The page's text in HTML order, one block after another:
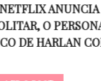
QUE
E SE
DE UMA